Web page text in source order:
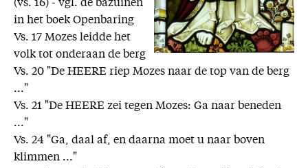
(vs. 16) - vgl. de bazuinen
in het boek Openbaring
Vs. 17 Mozes leidde het
volk tot onderaan de berg
Vs. 20 "De HEERE riep Mozes naar de top van de berg
..."
Vs. 21 "De HEERE zei tegen Mozes: Ga naar beneden
..."
Vs. 24 "Ga, daal af, en daarna moet u naar boven
klimmen ..."